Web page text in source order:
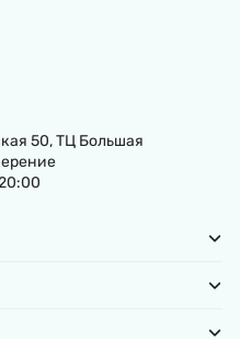
50, ТЦ Большая